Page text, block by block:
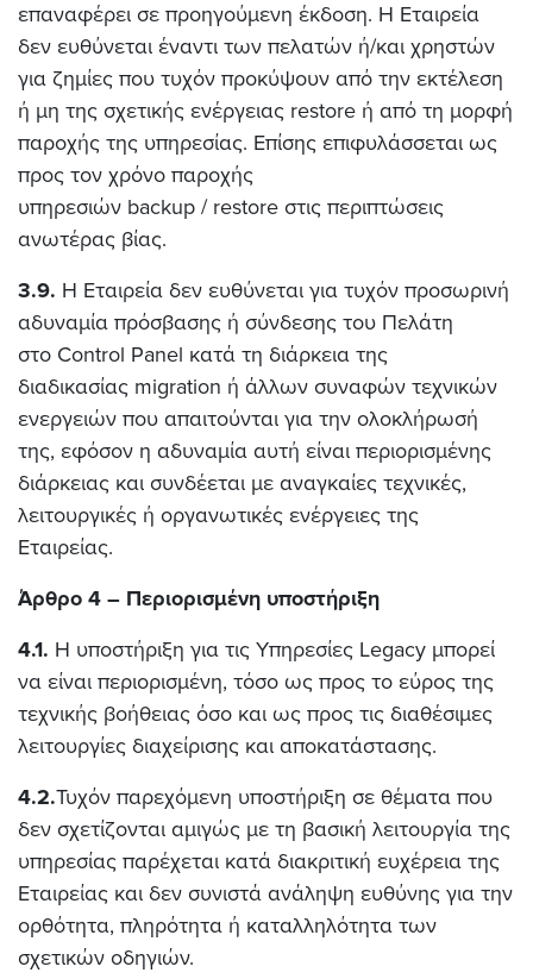
επαναφέρει σε προηγούμενη έκδοση. Η Εταιρεία
δεν ευθύνεται έναντι των πελατών ή/και χρηστών
για ζημίες που τυχόν προκύψουν από την εκτέλεση
ή μη της σχετικής ενέργειας restore ή από τη μορφή
παροχής της υπηρεσίας. Επίσης επιφυλάσσεται ως
προς τον χρόνο παροχής
υπηρεσιών backup / restore στις περιπτώσεις
ανωτέρας βίας.
3.9. Η Εταιρεία δεν ευθύνεται για τυχόν προσωρινή
αδυναμία πρόσβασης ή σύνδεσης του Πελάτη
στο Control Panel κατά τη διάρκεια της
διαδικασίας migration ή άλλων συναφών τεχνικών
ενεργειών που απαιτούνται για την ολοκλήρωσή
της, εφόσον η αδυναμία αυτή είναι περιορισμένης
διάρκειας και συνδέεται με αναγκαίες τεχνικές,
λειτουργικές ή οργανωτικές ενέργειες της
Εταιρείας.
Άρθρο 4 – Περιορισμένη υποστήριξη
4.1. Η υποστήριξη για τις Υπηρεσίες Legacy μπορεί
να είναι περιορισμένη, τόσο ως προς το εύρος της
τεχνικής βοήθειας όσο και ως προς τις διαθέσιμες
λειτουργίες διαχείρισης και αποκατάστασης.
4.2.Τυχόν παρεχόμενη υποστήριξη σε θέματα που
δεν σχετίζονται αμιγώς με τη βασική λειτουργία της
υπηρεσίας παρέχεται κατά διακριτική ευχέρεια της
Εταιρείας και δεν συνιστά ανάληψη ευθύνης για την
ορθότητα, πληρότητα ή καταλληλότητα των
σχετικών οδηγιών.